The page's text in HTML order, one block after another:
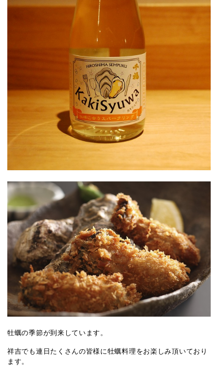
牡蠣の季節が到来しています。
祥吉でも連日たくさんの皆様に牡蠣料理をお楽しみ頂いており
ます。